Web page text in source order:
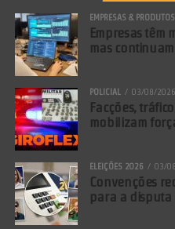
EMPRESAS & PRODUTOS
Empresas têm
mas
POLICIAL 03/08/2026
Facções,
mobilizam
ELEIÇÕES 2026 03/
Convenções
para a disputa